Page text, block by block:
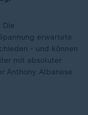
Die
erwartete
- und können
mit absoluter
Anthony Albanese